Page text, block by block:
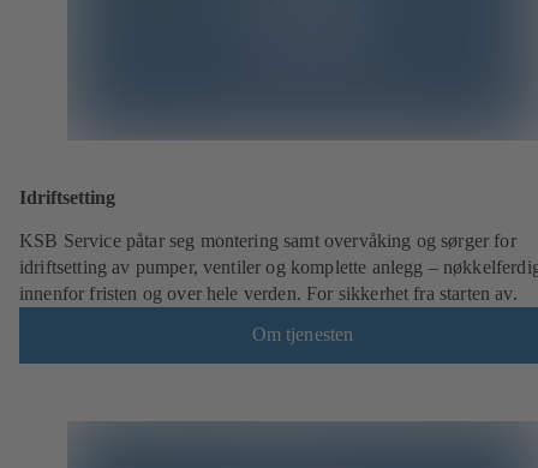
Idriftsetting
KSB Service påtar seg montering samt overvåking og sørger for
idriftsetting av pumper, ventiler og komplette anlegg –
innenfor fristen og over hele verden. For sikkerhet fra starten av.
Om tjenesten